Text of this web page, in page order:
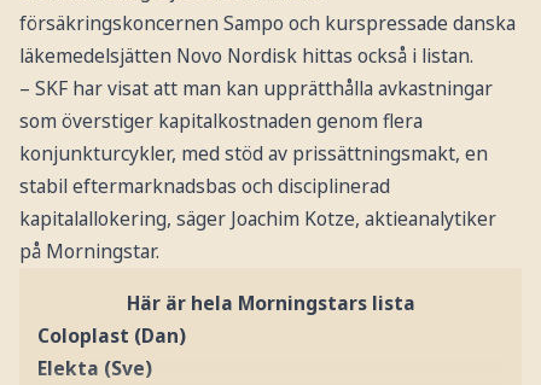
försäkringskoncernen Sampo och kurspressade danska
läkemedelsjätten Novo Nordisk hittas också i listan.
– SKF har visat att man kan upprätthålla avkastningar
som överstiger kapitalkostnaden genom flera
konjunkturcykler, med stöd av prissättningsmakt, en
stabil eftermarknadsbas och disciplinerad
kapitalallokering, säger Joachim Kotze, aktieanalytiker
på Morningstar.
Här är hela Morningstars lista
Coloplast (Dan)
Elekta (Sve)